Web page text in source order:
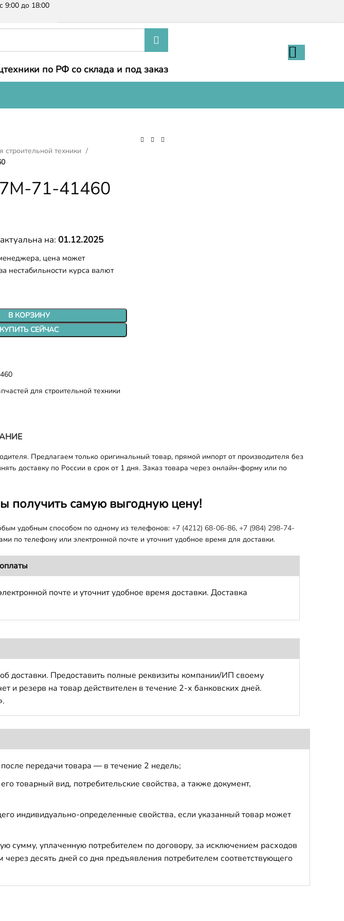
9:00 до 18:00
по РФ со склада и под заказ
строительной техники
71-41460
на: 01.12.2025
цена может
нестабильности курса валют
В КОРЗИНУ
КУПИТЬ СЕЙЧАС
для строительной техники
Предлагаем только оригинальный товар, прямой импорт от производителя без
доставку по России в срок от 1 дня. Заказ товара через онлайн-форму или по
получить самую выгодную цену!
удобным способом по одному из телефонов: +7 (4212) 68-06-86, +7 (984) 298-74-
по телефону или электронной почте и уточнит удобное время для доставки.
почте и уточнит удобное время доставки. Доставка
доставки. Предоставить полные реквизиты компании/ИП своему
резерв на товар действителен в течение 2-х банковских дней.
передачи товара — в течение 2 недель;
товарный вид, потребительские свойства, а также документ,
индивидуально-определенные свойства, если указанный товар может
сумму, уплаченную потребителем по договору, за исключением расходов
десять дней со дня предъявления потребителем соответствующего